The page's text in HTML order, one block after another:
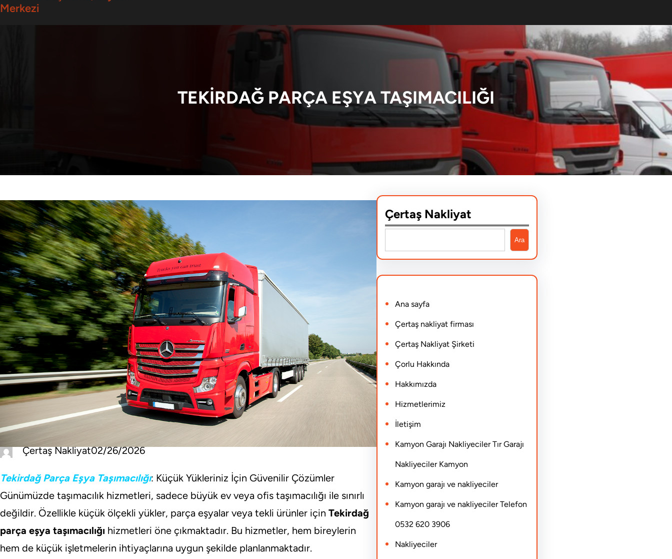
Merkezi
TEKIRDAĞ PARÇA EŞYA TAŞIMACILIĞI
Çertaş Nakliyat02/26/2026
Tekirdağ Parça Eşya Taşımacılığı: Küçük Yükleriniz İçin Güvenilir Çözümler
Günümüzde taşımacılık hizmetleri, sadece büyük ev veya ofis taşımacılığı ile sınırlı
değildir. Özellikle küçük ölçekli yükler, parça eşyalar veya tekli ürünler için Tekirdağ
parça eşya taşımacılığı hizmetleri öne çıkmaktadır. Bu hizmetler, hem bireylerin
hem de küçük işletmelerin ihtiyaçlarına uygun şekilde planlanmaktadır.
Çertaş Nakliyat
e
a
c
h
Ara
Ana sayfa
Çertaş nakliyat firması
Çertaş Nakliyat Şirketi
Çorlu Hakkında
Hakkımızda
Hizmetlerimiz
İletişim
Kamyon Garajı Nakliyeciler Tır Garajı
Nakliyeciler Kamyon
Kamyon garajı ve nakliyeciler
Kamyon garajı ve nakliyeciler Telefon
0532 620 3906
Nakliyeciler